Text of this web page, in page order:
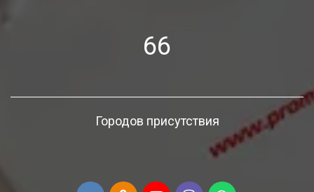
66
Городов присутствия